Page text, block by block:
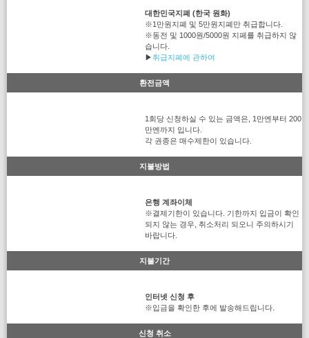
대한민국지폐 (한국 원화)
※1만원지폐 및 5만원지폐만 취급합니다.
※동전 및 1000원/5000원 지페를 취급하지 않
습니다.
▶취급지폐에 관하여
환전금액
1회당 신청하실 수 있는 금액은, 1만엔부터 200
만엔까지 입니다.
각 권종은 매수제한이 있습니다.
지불방법
은행 계좌이체
※결제기한이 있습니다. 기한까지 입금이 확인
되지 않는 경우, 취소처리 되오니 주의하시기
바랍니다.
지불기간
인터넷 신청 후
※입금을 확인한 후에 발송해드립니다.
신청 취소